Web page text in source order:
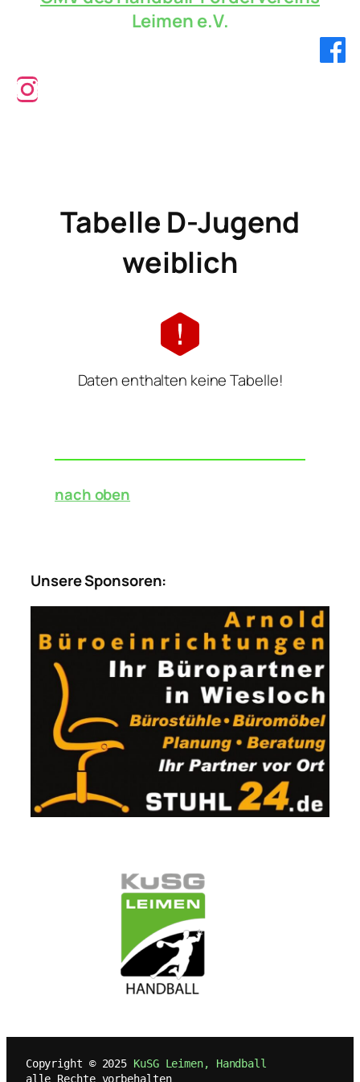
Leimen e.V.
Verbandsliga!
Tabelle D-Jugend
weiblich
Daten enthalten keine Tabelle!
nach oben
Unsere Sponsoren:
   Copyright © 2025
KuSG Leimen, Handball
   alle Rechte vorbehalten